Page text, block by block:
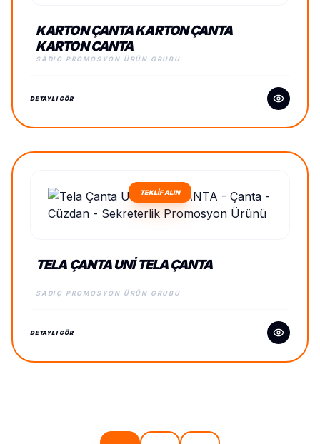
KARTON ÇANTA KARTON ÇANTA
KARTON ÇANTA
SADIÇ PROMOSYON ÜRÜN GRUBU
DETAYLI GÖR
TEKLİF ALIN
TELA ÇANTA UNI TELA ÇANTA
SADIÇ PROMOSYON ÜRÜN GRUBU
DETAYLI GÖR